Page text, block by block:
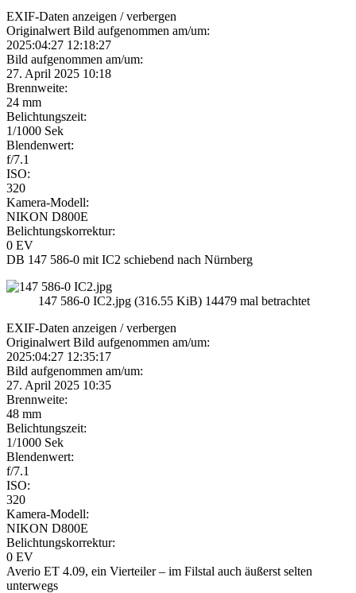
EXIF-Daten anzeigen / verbergen
Originalwert Bild aufgenommen am/um:
2025:04:27 12:18:27
Bild aufgenommen am/um:
27. April 2025 10:18
Brennweite:
24 mm
Belichtungszeit:
1/1000 Sek
Blendenwert:
f/7.1
ISO:
320
Kamera-Modell:
NIKON D800E
Belichtungskorrektur:
0 EV
DB 147 586-0 mit IC2 schiebend nach Nürnberg
147 586-0 IC2.jpg (316.55 KiB) 14479 mal betrachtet
EXIF-Daten anzeigen / verbergen
Originalwert Bild aufgenommen am/um:
2025:04:27 12:35:17
Bild aufgenommen am/um:
27. April 2025 10:35
Brennweite:
48 mm
Belichtungszeit:
1/1000 Sek
Blendenwert:
f/7.1
ISO:
320
Kamera-Modell:
NIKON D800E
Belichtungskorrektur:
0 EV
Averio ET 4.09, ein Vierteiler – im Filstal auch äußerst selten
unterwegs